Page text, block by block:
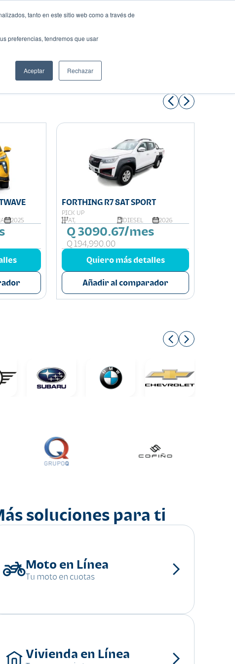
tanto en este sitio web como a través de
preferencias, tendremos que usar
Aceptar Rechazar
Compartir:
2025
FORTHING R7 8AT SPORT
PICK UP
AT,
DIESEL 2026
Q 3090.67/mes
Q 194,990.00
Quiero más detalles
Añadir al comparador
soluciones para ti
Moto en Línea
Tu moto en cuotas
Vivienda en Línea